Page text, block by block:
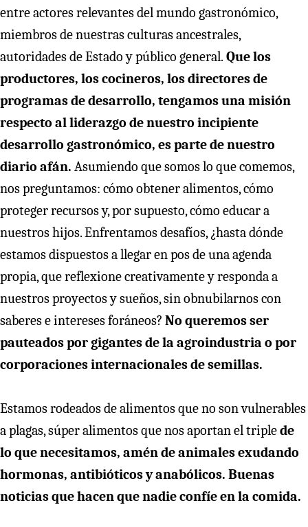
entre actores relevantes del mundo gastronómico,
miembros de nuestras culturas ancestrales,
autoridades de Estado y público general. Que los
productores, los cocineros, los directores de
programas de desarrollo, tengamos una misión
respecto al liderazgo de nuestro incipiente
desarrollo gastronómico, es parte de nuestro
diario afán. Asumiendo que somos lo que comemos,
nos preguntamos: cómo obtener alimentos, cómo
proteger recursos y, por supuesto, cómo educar a
nuestros hijos. Enfrentamos desafíos, ¿hasta dónde
estamos dispuestos a llegar en pos de una agenda
propia, que reflexione creativamente y responda a
nuestros proyectos y sueños, sin obnubilarnos con
saberes e intereses foráneos? No queremos ser
pauteados por gigantes de la agroindustria o por
corporaciones internacionales de semillas.
Estamos rodeados de alimentos que no son vulnerables
a plagas, súper alimentos que nos aportan el triplede
lo que necesitamos, amén de animales exudando
hormonas, antibióticos y anabólicos. Buenas
noticias que hacen que nadie confíe en la comida.